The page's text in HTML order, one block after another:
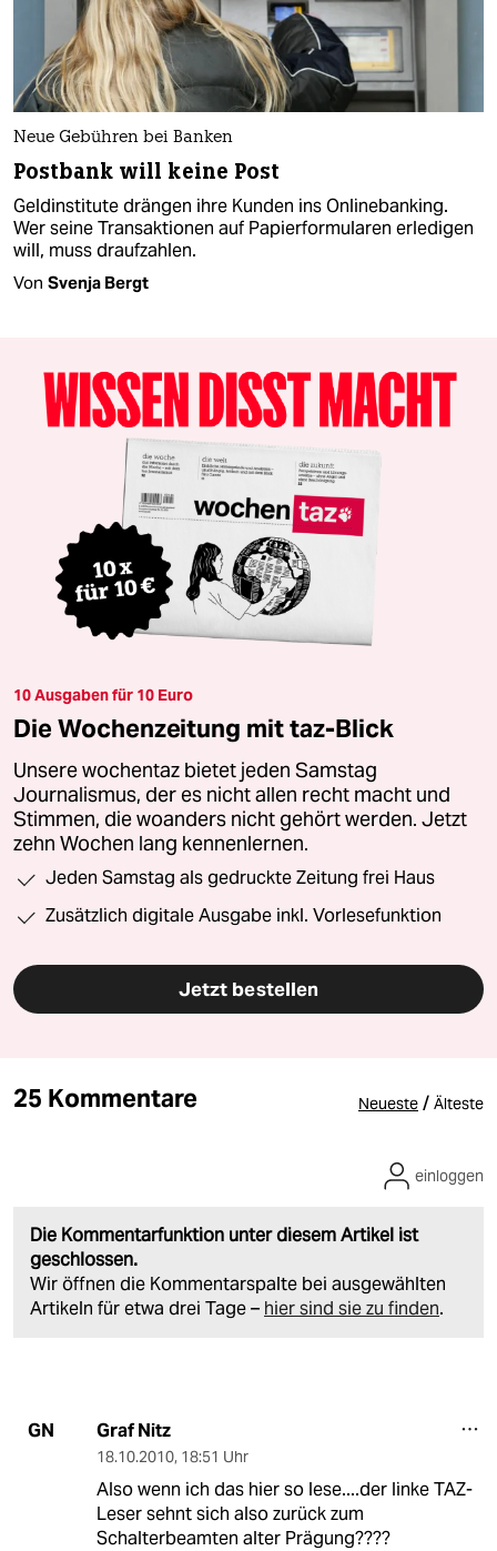
Neue Gebühren bei Banken
Postbank will keine Post
Geldinstitute drängen ihre Kunden ins Onlinebanking.
Wer seine Transaktionen auf Papierformularen erledigen
will, muss draufzahlen.
Von Svenja Bergt
10 Ausgaben für 10 Euro
Die Wochenzeitung mit taz-Blick
Unsere wochentaz bietet jeden Samstag
Journalismus, der es nicht allen recht macht und
Stimmen, die woanders nicht gehört werden. Jetzt
zehn Wochen lang kennenlernen.
Jeden Samstag als gedruckte Zeitung frei Haus
Zusätzlich digitale Ausgabe inkl. Vorlesefunktion
Jetzt bestellen
25 Kommentare Neueste / Älteste
Die Kommentarfunktion unter diesem Artikel ist
geschlossen.
Wir öffnen die Kommentarspalte bei ausgewählten
Artikeln für etwa drei Tage – hier sind sie zu finden.
einloggen
GN Graf Nitz
18.10.2010, 18:51 Uhr
Also wenn ich das hier so lese....der linke TAZ-
Leser sehnt sich also zurück zum
Schalterbeamten alter Prägung????